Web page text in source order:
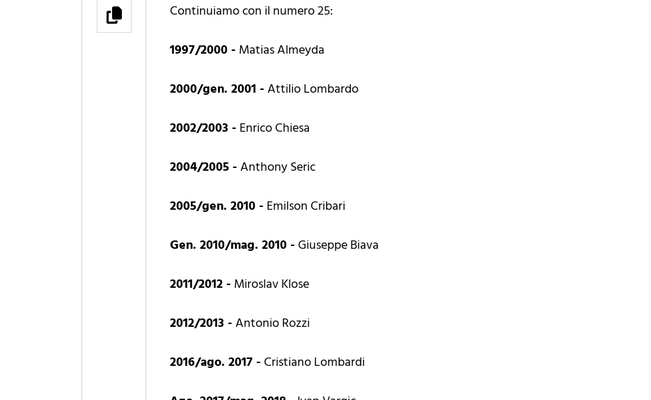
Continuiamo con il numero 25:
1997/2000 - Matias Almeyda
2000/gen. 2001 -Attilio Lombardo
2002/2003 - Enrico Chiesa
2004/2005 -Anthony Seric
2005/gen. 2010 - Emilson Cribari
Gen. 2010/mag. 2010 -Giuseppe Biava
2011/2012 - Miroslav Klose
2012/2013 -Antonio Rozzi
2016/ago. 2017 -Cristiano Lombardi